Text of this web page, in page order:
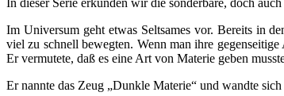
Im Universum geht etwas Seltsames vor. Bereits in
viel zu schnell bewegten. Wenn man ihre
Er vermutete, daß es eine Art von Materie geben
Er nannte das Zeug „Dunkle Materie“ und wandte